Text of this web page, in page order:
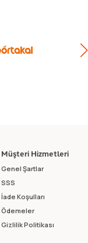
Müşteri Hizmetleri
Genel Şartlar
SSS
İade Koşulları
Ödemeler
Gizlilik Politikası